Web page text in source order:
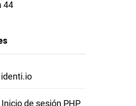
44
Inicio de sesión PHP